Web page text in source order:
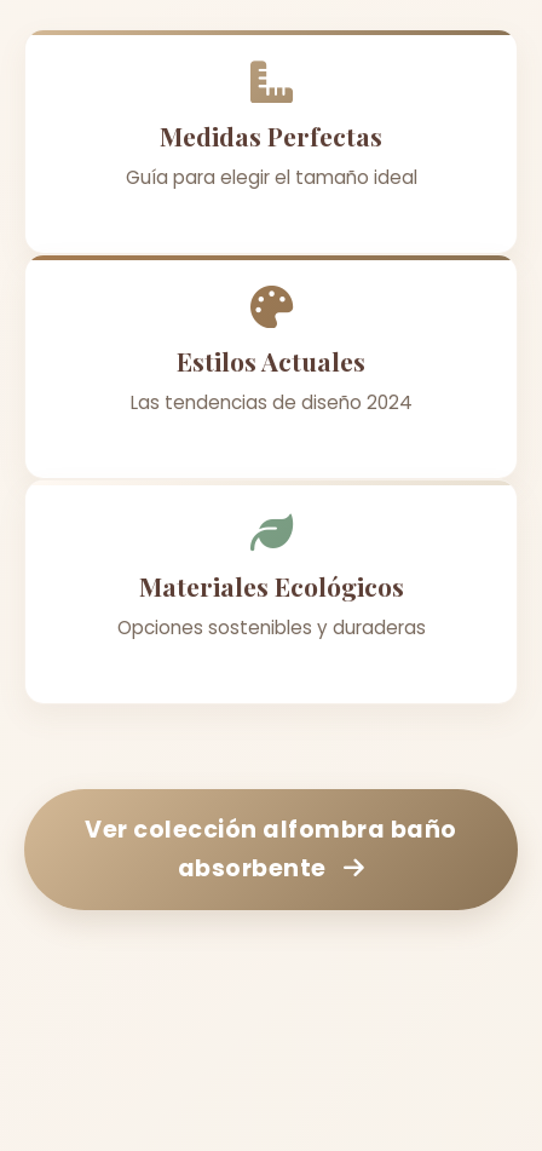
Medidas Perfectas
Guía para elegir el tamaño ideal
Estilos Actuales
Las tendencias de diseño 2024
Materiales Ecológicos
Opciones sostenibles y duraderas
Ver colección alfombra baño
absorbente